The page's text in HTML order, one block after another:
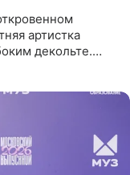
артистка
декольте.